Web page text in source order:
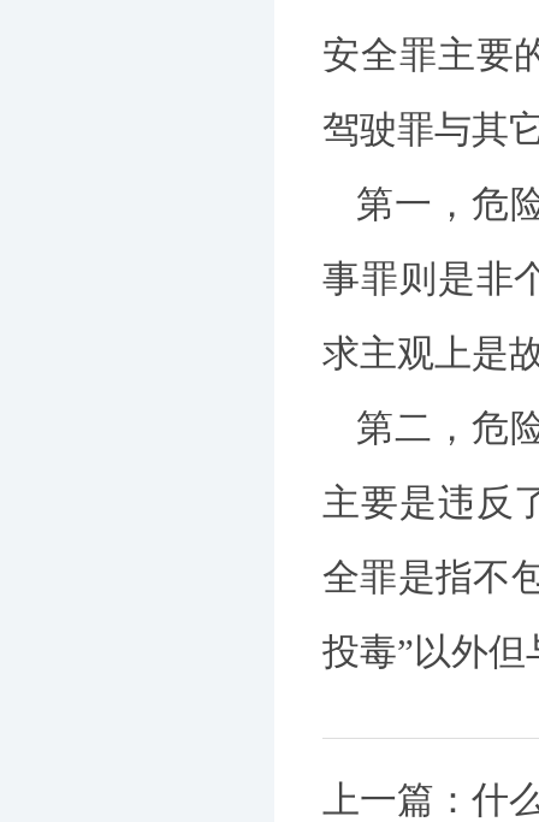
安全罪主要
驾驶罪与其
第一，危
事罪则是非
求主观上是
第二，危
主要是违反
全罪是指不
投毒”以外
上一篇： 什